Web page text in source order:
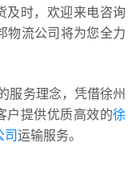
及时，欢迎来电咨询
物流公司将为您全力
服务理念，凭借徐州
户提供优质高效的徐
运输服务。